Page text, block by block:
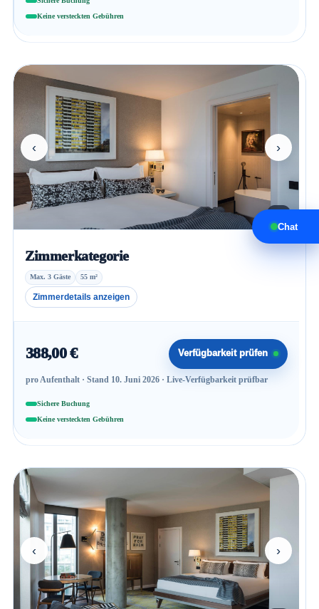
Keine versteckten Gebühren
‹ ›
Zimmerkategorie
Max. 3 Gäste 55 m²
Zimmerdetails anzeigen
388,00 €
pro Aufenthalt · Stand 10. Juni 2026 · Live-Verfügbarkeit prüfbar
Verfügbarkeit prüfen
Sichere Buchung
Keine versteckten Gebühren
‹ ›
Chat